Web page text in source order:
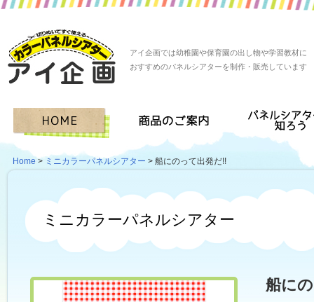
アイ企画では幼稚園や保育園の出し物や学習教材に
おすすめのパネルシアターを制作・販売しています
Home > ミニカラーパネルシアター > 船にのって出発だ!!
ミニカラーパネルシアター
船に